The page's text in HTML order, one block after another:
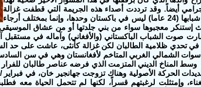
أيضاً. وقد ترددت أصداء هذه الجريمة التي قطفت غزالة
في زهرة شبابها (24 عاما) ليس في باكستان وحدها، وإنما بمختلف أرجاء
إستنكر معجبوها سواء من بني جلدتها أو من عشاق الموسيقى
صوت الشباب الباكستاني (والأفغاني) وآماله في مستقبل
في تحدي ظلامية الطالبان لكن غزالة كأنثى، عاشت على حد
الشمالي الغربي المتاخم لأفغانستان وهي في سن
في 2009 وسط المناخ الديني المتزمت الذي فرضه عناصر طالبان
وإمتثلت لرغبتهم قسراً، لكنها لم تتحمل الحياة معه